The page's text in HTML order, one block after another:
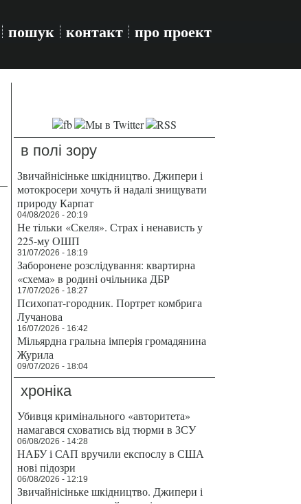
пошук контакт про проект
в полі зору
Звичайнісіньке шкідництво. Джипери і
мотокросери хочуть й надалі знищувати
природу Карпат
04/08/2026 - 20:19
Не тільки «Скеля». Страх і ненависть у
225-му ОШП
31/07/2026 - 18:19
Заборонене розслідування: квартирна
«схема» в родині очільника ДБР
17/07/2026 - 18:27
Психопат-городник. Портрет комбрига
Лучанова
16/07/2026 - 16:42
Мільярдна гральна імперія громадянина
Журила
09/07/2026 - 18:04
хроніка
Убивця кримінального «авторитета»
намагався сховатись від тюрми в ЗСУ
06/08/2026 - 14:28
НАБУ і САП вручили експослу в США
нові підозри
06/08/2026 - 12:19
Звичайнісіньке шкідництво. Джипери і